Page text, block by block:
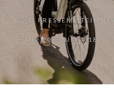
VON PRESSEMITTEILUNG
04.12.2023 UM 7:18